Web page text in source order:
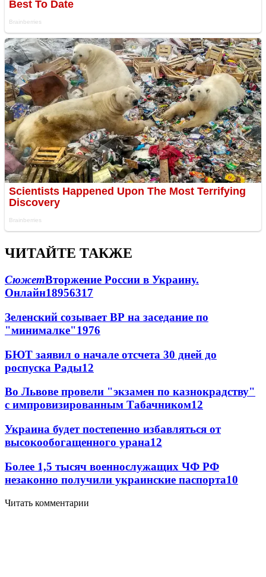
ЧИТАЙТЕ ТАКЖЕ
СюжетВторжение России в Украину.
Онлайн18956317
Зеленский созывает ВР на заседание по
"минималке"1976
БЮТ заявил о начале отсчета 30 дней до
роспуска Рады12
Во Львове провели "экзамен по казнокрадству"
с импровизированным Табачником12
Украина будет постепенно избавляться от
высокообогащенного урана12
Более 1,5 тысяч военнослужащих ЧФ РФ
незаконно получили украинские паспорта10
Читать комментарии